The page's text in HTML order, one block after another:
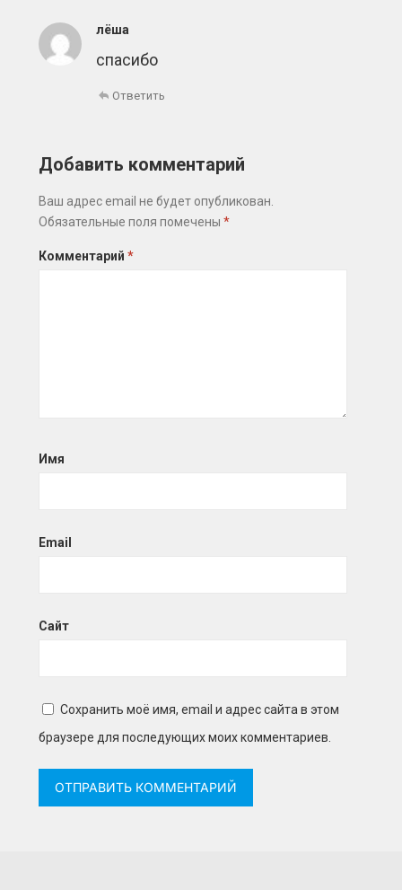
лёша
спасибо
Ответить
Добавить комментарий
Ваш адрес email не будет опубликован.
Обязательные поля помечены*
Комментарий*
Имя
Email
Сайт
Сохранить моё имя, email и адрес сайта в этом
браузере для последующих моих комментариев.